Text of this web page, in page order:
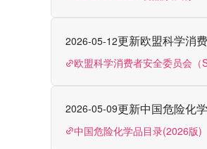
2026-05-12更新欧盟科学消
欧盟科学消费者安全委员会（
2026-05-09更新中国危险化
中国危险化学品目录(2026版)